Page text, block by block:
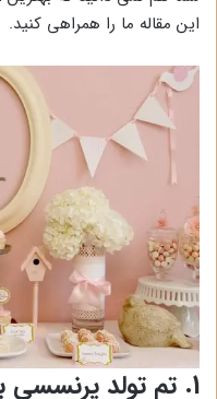
این مقاله ما را همراهی کنید.